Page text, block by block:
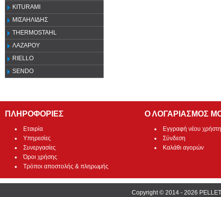
KITURAMI
ΜΙΣΑΗΛΙΔΗΣ
THERMOSTAHL
ΛΑΖΑΡΟΥ
RIELLO
SENDO
ΠΛΗΡΟΦΟΡΙΕΣ
Εταιρία
Υπηρεσίες
Συνεργασίες
Όροι χρήσης
Τρόποι αποστολής & πληρωμής
Ο ΛΟΓΑΡΙΑΣΜΟΣ
Εγγραφή νέου χρήστη
Σύνδεση
Καλάθι αγορών
Copyright © 2014 - 2026